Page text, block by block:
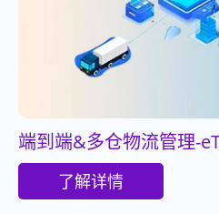
端到端&多仓物流管理-
了解详情